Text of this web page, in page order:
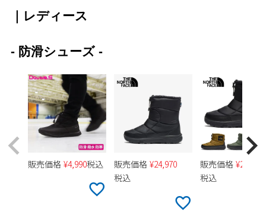
Parade
SKECHERS
moz
new balance
puma
ワークシューズ
ウェア
Parade
SKECHERS
GAP
ブーツ
SKECHERS
new balance
asics
瞬足
キッズSALE
ボディバッグ
ハンドバッグ
ビジネスバッグ
トートバッグ
ショルダーバッグ
すべての商品
店舗一覧
ご利用ガイド
会員サービス
お問い合わせ
メルマガ購買
｜レディース
- 防滑シューズ -
販売価格 ¥4,990税込 販売価格 ¥24,970
税込
販売価格 ¥24,970
税込